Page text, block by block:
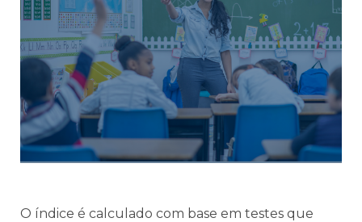
O índice é calculado com base em testes que